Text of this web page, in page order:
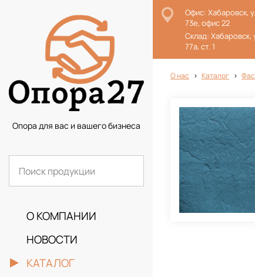
Опора для вас и вашего бизнеса
О КОМПАНИИ
НОВОСТИ
КАТАЛОГ
Офис: Хабаровск,
73е, офис 22
Склад: Хабаровск,
77а, ст. 1
О нас Каталог